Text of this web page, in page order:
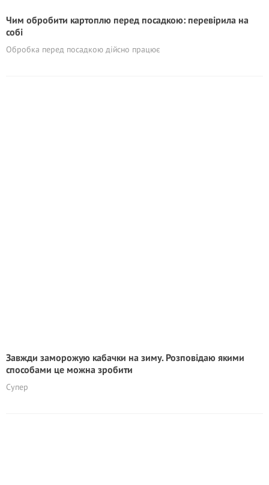
Чим обробити картоплю перед посадкою: перевірила на
собі
Обробка перед посадкою дійсно працює
Завжди заморожую кабачки на зиму. Розповідаю якими
способами це можна зробити
Супер